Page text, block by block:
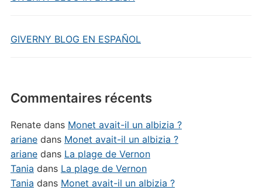
GIVERNY BLOG EN ESPAÑOL
Commentaires récents
Renatedans Monet avait-il un albizia ?
arianedans Monet avait-il un albizia ?
arianedans La plage de Vernon
Tania dans La plage de Vernon
Tania dans Monet avait-il un albizia ?